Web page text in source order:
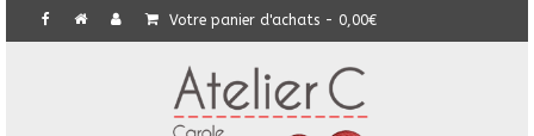
Votre panier d'achats - 0,00€